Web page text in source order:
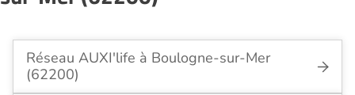
Réseau AUXI'life à Boulogne-sur-Mer
(62200)